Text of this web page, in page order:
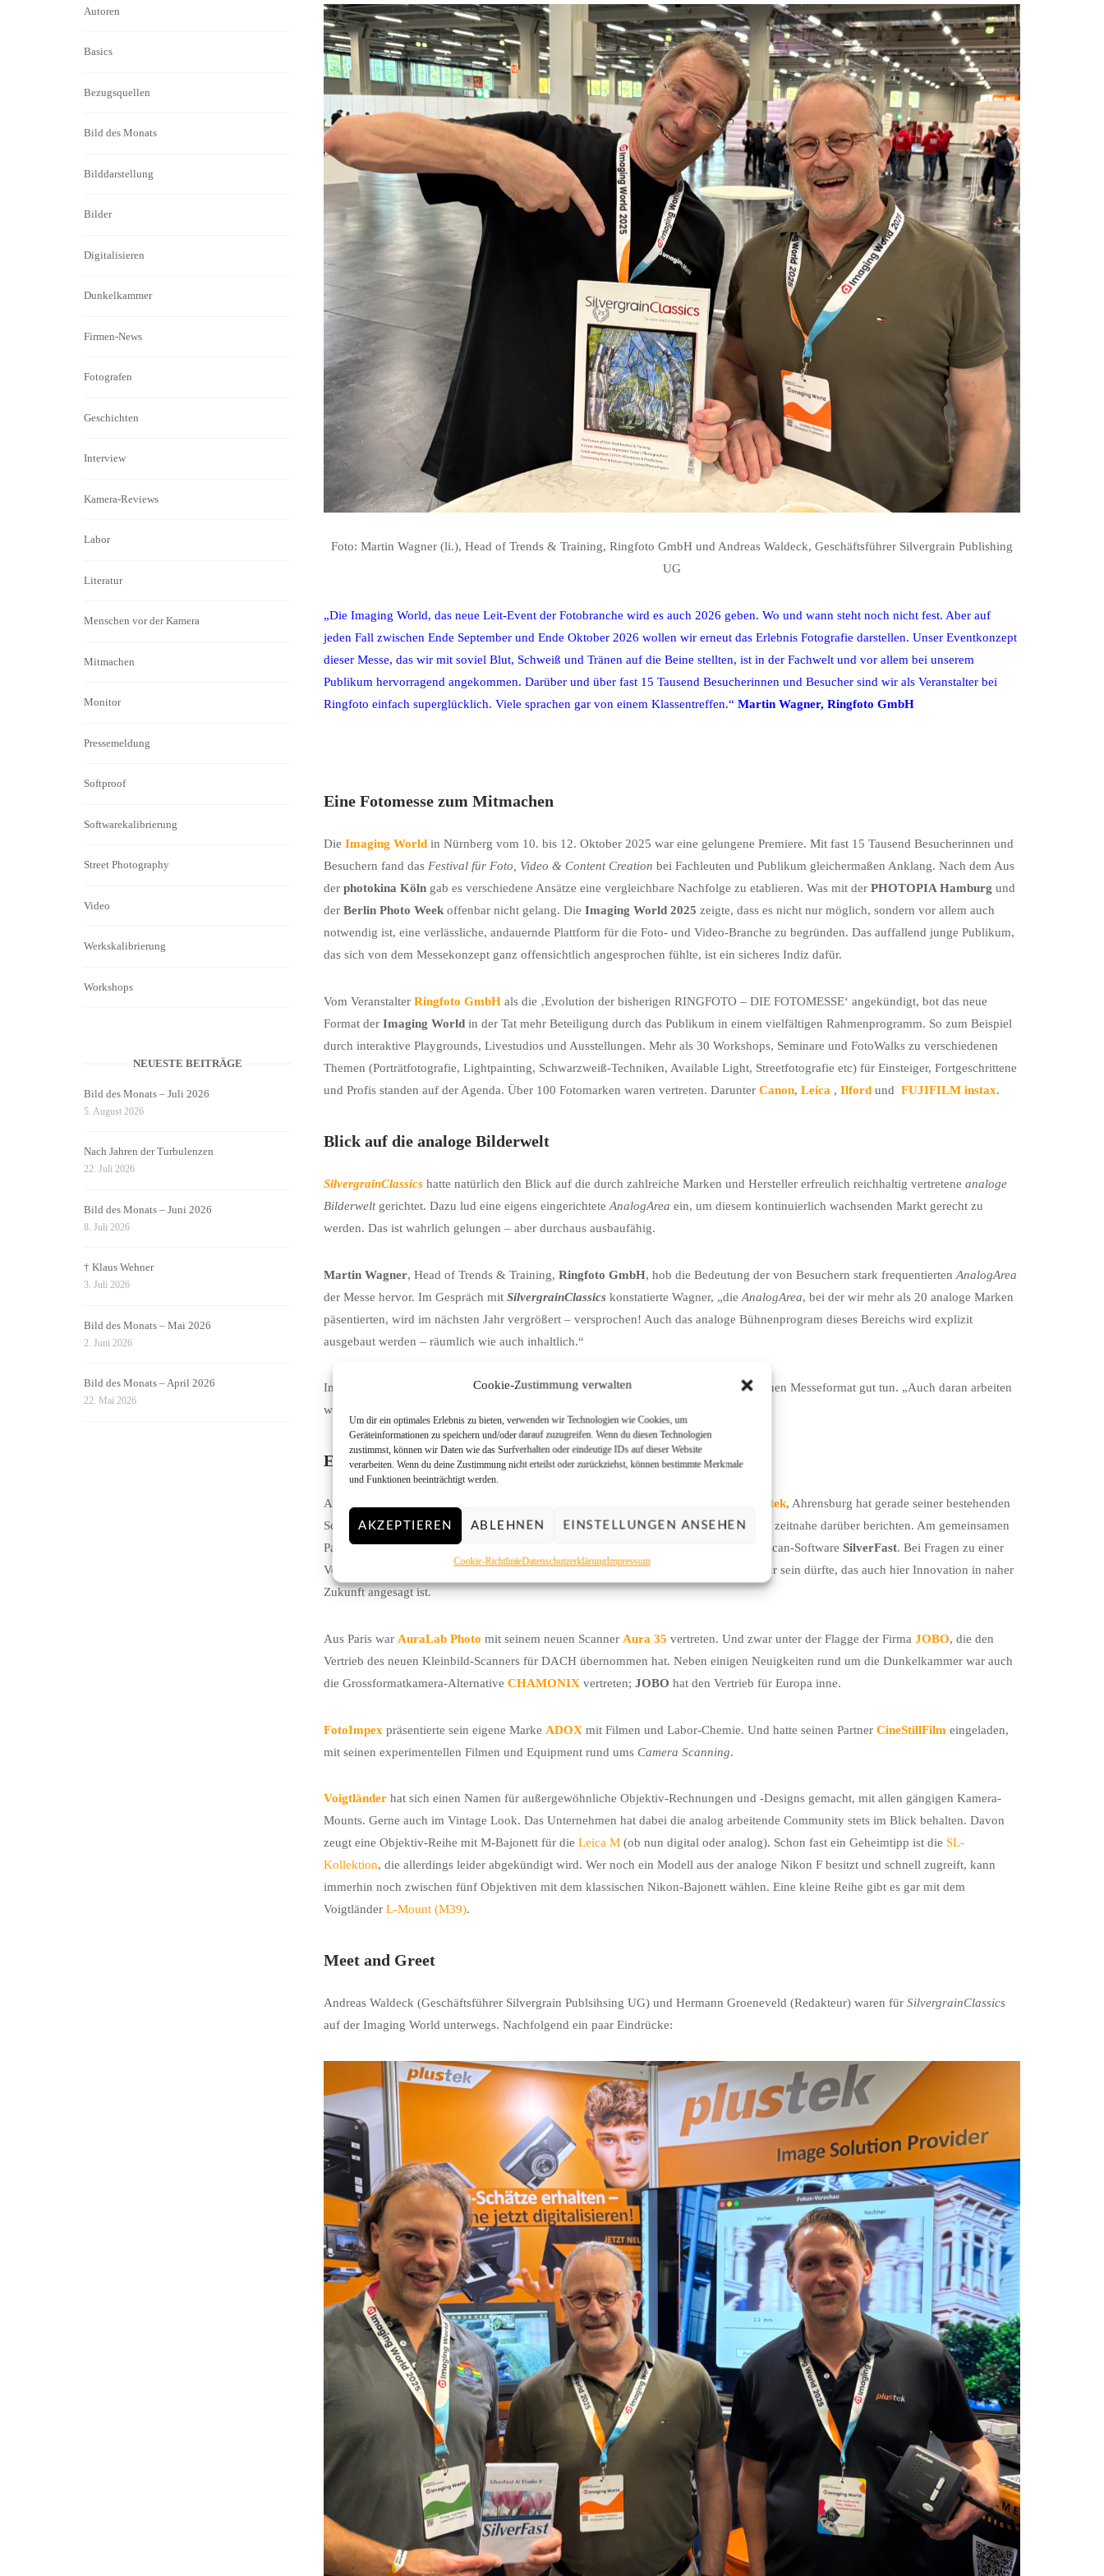
Cookie-Zustimmung verwalten
Um dir ein optimales Erlebnis zu bieten, verwenden wir Technologien wie Cookies, um
Geräteinformationen zu speichern und/oder darauf zuzugreifen. Wenn du diesen Technologien
zustimmst, können wir Daten wie das Surfverhalten oder eindeutige IDs auf dieser Website
verarbeiten. Wenn du deine Zustimmung nicht erteilst oder zurückziehst, können bestimmte Merkmale
und Funktionen beeinträchtigt werden.
AKZEPTIEREN ABLEHNEN EINSTELLUNGEN ANSEHEN
Cookie-RichtlinieDatenschutzerklärungImpressum
Foto: Martin Wagner (li.), Head of Trends & Training, Ringfoto GmbH und Andreas Waldeck, Geschäftsführer Silvergrain Publishing
UG
„Die Imaging World, das neue Leit-Event der Fotobranche wird es auch 2026 geben. Wo und wann steht noch nicht fest. Aber auf
jeden Fall zwischen Ende September und Ende Oktober 2026 wollen wir erneut das Erlebnis Fotografie darstellen. Unser Eventkonzept
dieser Messe, das wir mit soviel Blut, Schweiß und Tränen auf die Beine stellten, ist in der Fachwelt und vor allem bei unserem
Publikum hervorragend angekommen. Darüber und über fast 15 Tausend Besucherinnen und Besucher sind wir als Veranstalter bei
Ringfoto einfach superglücklich. Viele sprachen gar von einem Klassentreffen.“ Martin Wagner, Ringfoto GmbH
Eine Fotomesse zum Mitmachen
Die Imaging World in Nürnberg vom 10. bis 12. Oktober 2025 war eine gelungene Premiere. Mit fast 15 Tausend Besucherinnen und
Besuchern fand das Festival für Foto, Video & Content Creation bei Fachleuten und Publikum gleichermaßen Anklang. Nach dem Aus
der photokina Köln gab es verschiedene Ansätze eine vergleichbare Nachfolge zu etablieren. Was mit der PHOTOPIA Hamburg und
der Berlin Photo Weekoffenbar nicht gelang. Die Imaging World 2025 zeigte, dass es nicht nur möglich, sondern vor allem auch
notwendig ist, eine verlässliche, andauernde Plattform für die Foto- und Video-Branche zu begründen. Das auffallend junge Publikum,
das sich von dem Messekonzept ganz offensichtlich angesprochen fühlte, ist ein sicheres Indiz dafür.
Vom Veranstalter Ringfoto GmbH als die ‚Evolution der bisherigen RINGFOTO – DIE FOTOMESSE‘ angekündigt, bot das neue
Format der Imaging World in der Tat mehr Beteiligung durch das Publikum in einem vielfältigen Rahmenprogramm. So zum Beispiel
durch interaktive Playgrounds, Livestudios und Ausstellungen. Mehr als 30 Workshops, Seminare und FotoWalks zu verschiedenen
Themen (Porträtfotografie, Lightpainting, Schwarzweiß-Techniken, Available Light, Streetfotografie etc) für Einsteiger, Fortgeschrittene
und Profis standen auf der Agenda. Über 100 Fotomarken waren vertreten. Darunter Canon, Leica , Ilford und FUJIFILM instax.
Blick auf die analoge Bilderwelt
SilvergrainClassics hatte natürlich den Blick auf die durch zahlreiche Marken und Hersteller erfreulich reichhaltig vertretene analoge
Bilderweltgerichtet. Dazu lud eine eigens eingerichtete AnalogArea ein, um diesem kontinuierlich wachsenden Markt gerecht zu
werden. Das ist wahrlich gelungen – aber durchaus ausbaufähig.
Martin Wagner, Head of Trends & Training, Ringfoto GmbH, hob die Bedeutung der von Besuchern stark frequentierten AnalogArea
der Messe hervor. Im Gespräch mit SilvergrainClassics konstatierte Wagner, „die AnalogArea, bei der wir mehr als 20 analoge Marken
päsentierten, wird im nächsten Jahr vergrößert – versprochen! Auch das analoge Bühnenprogram dieses Bereichs wird explizit
ausgebaut werden – räumlich wie auch inhaltlich.“
Insgesamt mehr Internationalität würde nach Meinung vonSilvergrainClassics
dem neuen Messeformat gut tun. „Auch daran arbeiten
wir,“ konstatierte Wagner.
Ein paar Beispiele aus der analogen Szene
Auffallend war, das sich derzeit viel im Bereich Bild- und Film-Digitalisierung tut: Plustek, Ahrensburg hat gerade seiner bestehenden
Scanner-Flotte für Kleinbild ein signifikantes Update verpasst.SilvergrainClassics wird zeitnahe darüber berichten. Am gemeinsamen
Partner-Stand warLaserSoft Imaging , Kiel vertreten. Mit Version 9 der erfolgreichen Scan-Software SilverFast. Bei Fragen zu einer
Version 10 hüllte man sich dort beharrlich in Schweigen. Was ein sicheres Zeichen dafür sein dürfte, das auch hier Innovation in naher
Zukunft angesagt ist.
Aus Paris war AuraLab Photo mit seinem neuen Scanner Aura 35 vertreten. Und zwar unter der Flagge der Firma JOBO, die den
Vertrieb des neuen Kleinbild-Scanners für DACH übernommen hat. Neben einigen Neuigkeiten rund um die Dunkelkammer war auch
die Grossformatkamera-Alternative CHAMONIX vertreten; JOBO hat den Vertrieb für Europa inne.
FotoImpex präsentierte sein eigene Marke ADOX mit Filmen und Labor-Chemie. Und hatte seinen Partner CineStillFilm eingeladen,
mit seinen experimentellen Filmen und Equipment rund ums Camera Scanning.
Voigtländer hat sich einen Namen für außergewöhnliche Objektiv-Rechnungen und -Designs gemacht, mit allen gängigen Kamera-
Mounts. Gerne auch im Vintage Look. Das Unternehmen hat dabei die analog arbeitende Community stets im Blick behalten. Davon
zeugt eine Objektiv-Reihe mit M-Bajonett für die Leica M (ob nun digital oder analog). Schon fast ein Geheimtipp ist die SL-
Kollektion, die allerdings leider abgekündigt wird. Wer noch ein Modell aus der analoge Nikon F besitzt und schnell zugreift, kann
immerhin noch zwischen fünf Objektiven mit dem klassischen Nikon-Bajonett wählen. Eine kleine Reihe gibt es gar mit dem
Voigtländer L-Mount (M39).
Meet and Greet
Andreas Waldeck (Geschäftsführer Silvergrain Publsihsing UG) und Hermann Groeneveld (Redakteur) waren für SilvergrainClassics
auf der Imaging World unterwegs. Nachfolgend ein paar Eindrücke:
Autoren
Basics
Bezugsquellen
Bild des Monats
Bilddarstellung
Bilder
Digitalisieren
Dunkelkammer
Firmen-News
Fotografen
Geschichten
Interview
Kamera-Reviews
Labor
Literatur
Menschen vor der Kamera
Mitmachen
Monitor
Pressemeldung
Softproof
Softwarekalibrierung
Street Photography
Video
Werkskalibrierung
Workshops
NEUESTE BEITRÄGE
Bild des Monats – Juli 2026
5. August 2026
Nach Jahren der Turbulenzen
22. Juli 2026
Bild des Monats – Juni 2026
8. Juli 2026
† Klaus Wehner
3. Juli 2026
Bild des Monats – Mai 2026
2. Juni 2026
Bild des Monats – April 2026
22. Mai 2026